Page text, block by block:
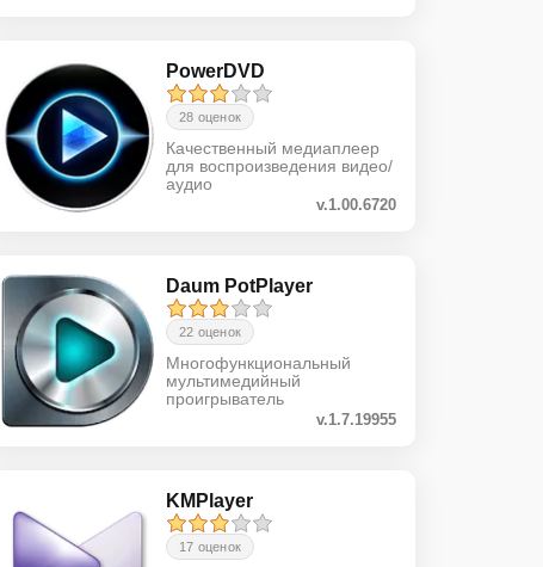
PowerDVD
28 оценок
Качественный медиаплеер
для воспроизведения видео/
аудио
v.1.00.6720
Daum PotPlayer
22 оценок
Многофункциональный
мультимедийный
проигрыватель
v.1.7.19955
KMPlayer
17 оценок